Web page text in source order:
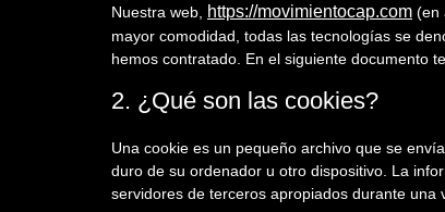
Nuestra web, https://movimientocap.com (en
mayor comodidad, todas las tecnologías se
hemos contratado. En el siguiente documento
2. ¿Qué son las cookies?
Una cookie es un pequeño archivo que se
duro de su ordenador u otro dispositivo. La
servidores de terceros apropiados durante una